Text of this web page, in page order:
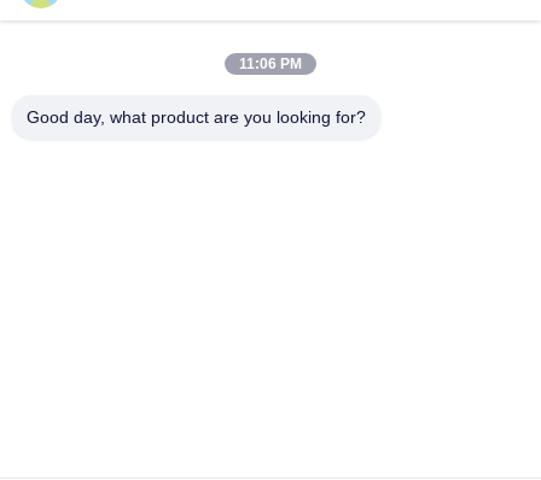
ঠিকানা
11:06 PM
Good day, what product are you looking for?